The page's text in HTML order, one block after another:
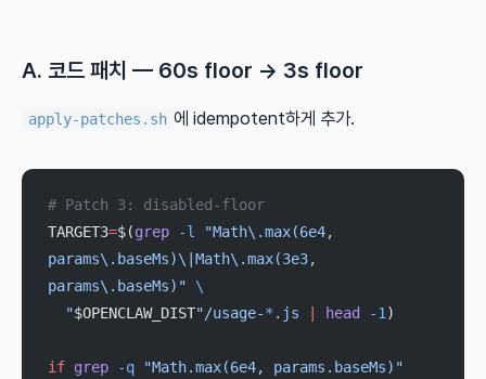
A. 코드 패치 — 60s floor → 3s floor
apply-patches.sh 에 idempotent하게 추가.
# Patch 3: disabled-floor
TARGET3=$(grep -l
"Math\.max(6e4,
params\.baseMs)\|Math\.max(3e3,
params\.baseMs)" \
  "
$OPENCLAW_DIST"/usage-* .js head -1 )
if grep -q "Math.max(6e4, params.baseMs)"